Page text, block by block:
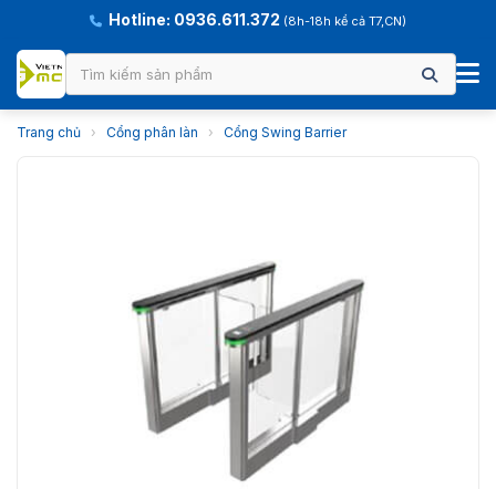
Hotline: 0936.611.372 (8h-18h kể cả T7,CN)
Trang chủ › Cổng phân làn › Cổng Swing Barrier